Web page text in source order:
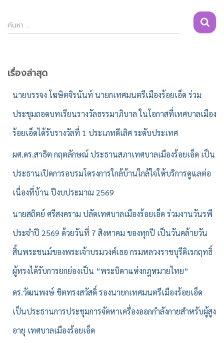
ค้
น
สำ
ค้นหา …
เรื่องล่าสุด
นายบรรจง โฆษิตจิรนันท์ นายกเทศมนตรีเมืองร้อยเอ็ด ร่วม
ประชุมถอดบทเรียนรางวัลธรรมาภิบาล ในโอกาสที่เทศบาลเมือง
ร้อยเอ็ดได้รับรางวัลที่ 1 ประเภทดีเลิศ ระดับประเทศ
ผศ.ดร.สาธิต กฤตลักษณ์ ประธานสภาเทศบาลเมืองร้อยเอ็ด เป็น
ประธานเปิดการอบรมโครงการใกล้บ้านใกล้ใจให้บริการดูแลต่อ
เนื่องที่บ้าน ปีงบประมาณ 2569
นายสถิตย์ ศรีสงคราม ปลัดเทศบาลเมืองร้อยเอ็ด ร่วมงานวันรพี
ประจำปี 2569 ด้วยวันที่ 7 สิงหาคม ของทุกปี เป็นวันคล้ายวัน
สิ้นพระชนม์ของพระเจ้าบรมวงศ์เธอ กรมหลวงราชบุรีดิเรกฤทธิ์
ผู้ทรงได้รับการยกย่องเป็น “พระบิดาแห่งกฎหมายไทย”
ดร.วัฒนพงษ์ ชิตทรงสวัสดิ์ รองนายกเทศมนตรีเมืองร้อยเอ็ด
เป็นประธานการประชุมการจัดหาเครื่องออกกำลังกายสำหรับผู้สูง
อายุ เทศบาลเมืองร้อยเอ็ด